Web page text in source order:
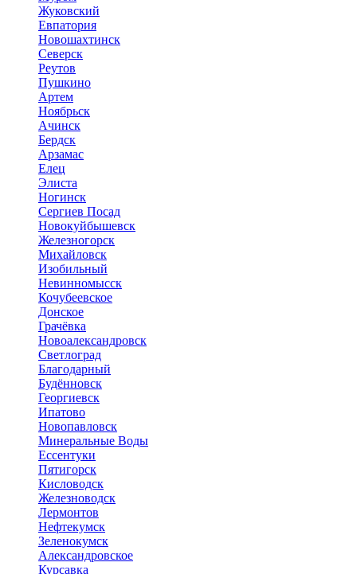
Жуковский
Евпатория
Новошахтинск
Северск
Реутов
Пушкино
Артем
Ноябрьск
Ачинск
Бердск
Арзамас
Елец
Элиста
Ногинск
Сергиев Посад
Новокуйбышевск
Железногорск
Михайловск
Изобильный
Невинномысск
Кочубеевское
Донское
Грачёвка
Новоалександровск
Светлоград
Благодарный
Будённовск
Георгиевск
Ипатово
Новопавловск
Минеральные Воды
Ессентуки
Пятигорск
Кисловодск
Железноводск
Лермонтов
Нефтекумск
Зеленокумск
Александровское
Курсавка